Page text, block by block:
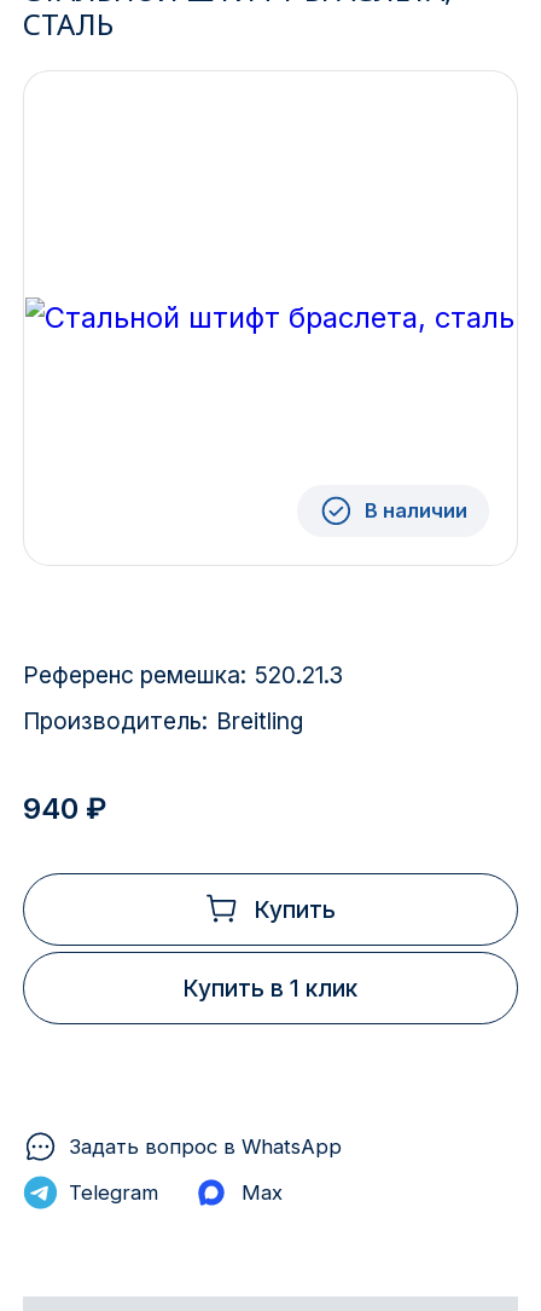
Красноярск
1 Поселок
2717 км
2-я Смирновка
СТАЛЬ
В наличии
Референс ремешка: 520.21.3
Производитель: Breitling
940 ₽
Купить
Купить в 1 клик
Задать вопрос в WhatsApp
Telegram
Max